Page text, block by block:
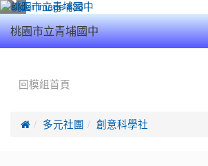
桃園市立青埔國中
回模組首頁
 多元社團 創意科學社